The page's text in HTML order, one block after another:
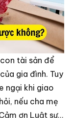
tài sản để
gia đình. Tuy
ngại khi giao
nếu cha mẹ
ơn Luật sư”